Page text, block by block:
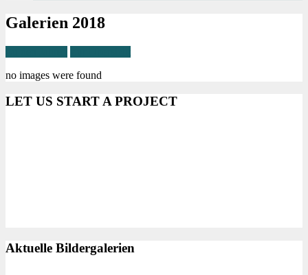
Galerien 2018
no images were found
LET US START A PROJECT
Aktuelle Bildergalerien